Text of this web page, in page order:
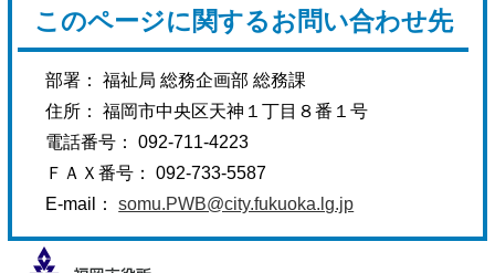
このページに関するお問い合わせ先
部署： 福祉局 総務企画部 総務課
住所： 福岡市中央区天神１丁目８番１号
電話番号： 092-711-4223
ＦＡＸ番号： 092-733-5587
E-mail：somu.PWB@city.fukuoka.lg.jp